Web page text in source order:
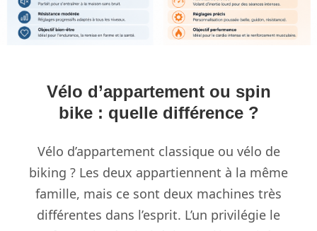
Vélo d’appartement ou spin
bike : quelle différence ?
Vélo d’appartement classique ou vélo de
biking ? Les deux appartiennent à la même
famille, mais ce sont deux machines très
différentes dans l’esprit. L’un privilégie le